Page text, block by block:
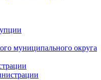
муниципального округа